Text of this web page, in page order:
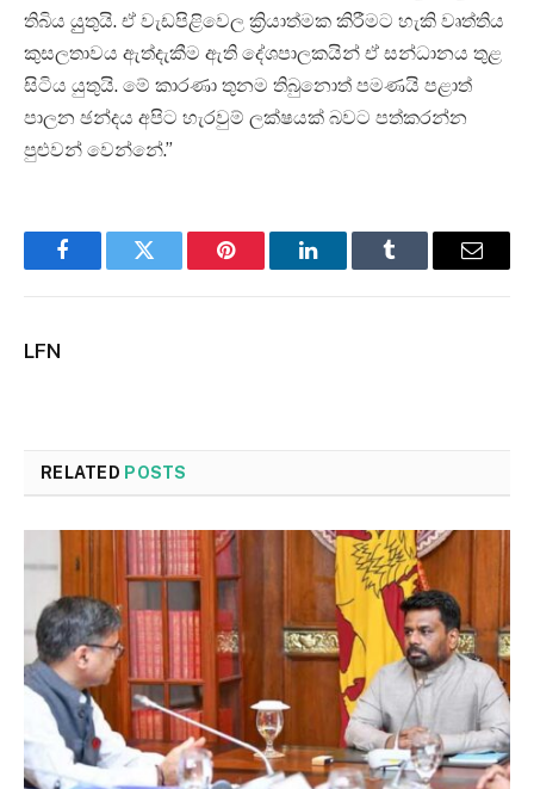
තිබිය යුුතුයි. ඒ වැඩපිළිවෙල ක්‍රියාත්මක කිරීමට හැකි වෘත්තිය
කුසලතාවය ඇත්දැකීම ඇති දේශපාලකයින් ඒ සන්ධානය තුළ
සිටිය යුතුයි. මේ කාරණා තුනම තිබුනොත් පමණයි පළාත්
පාලන ඡන්දය අපිට හැරවුම් ලක්ෂයක් බවට පත්කරන්න
පුළුවන් වෙන්නේ.”
FacebookTwitter Pinterest LinkedInTumblr Email
LFN
RELATED POSTS